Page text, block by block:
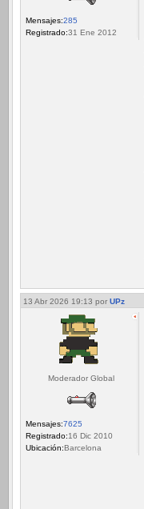
Mensajes:285
Registrado:31 Ene 2012
13 Abr 2026 19:13 por UPz
Moderador Global
Mensajes:7625
Registrado:16 Dic 2010
Ubicación:Barcelona